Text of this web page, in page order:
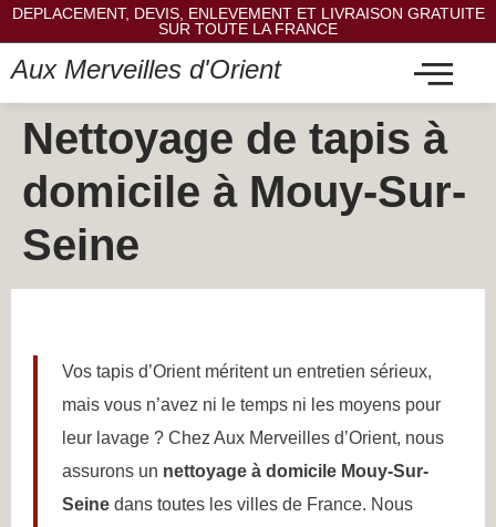
DEPLACEMENT, DEVIS, ENLEVEMENT ET LIVRAISON GRATUITE
SUR TOUTE LA FRANCE
Aux Merveilles d'Orient
Nettoyage de tapis à
domicile à Mouy-Sur-
Seine
Vos tapis d’Orient méritent un entretien sérieux,
mais vous n’avez ni le temps ni les moyens pour
leur lavage ? Chez Aux Merveilles d’Orient, nous
assurons un nettoyage à domicile Mouy-Sur-
Seine dans toutes les villes de France. Nous